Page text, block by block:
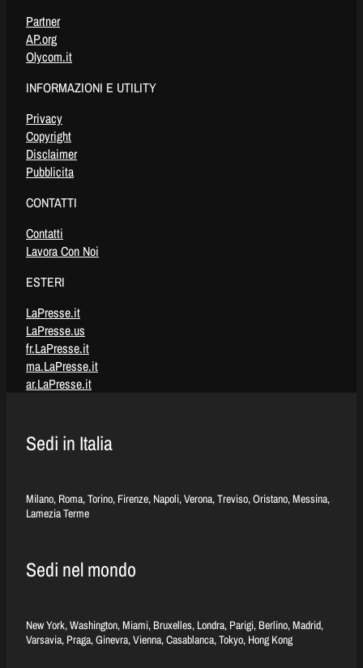
Partner
AP.org
Olycom.it
INFORMAZIONI E UTILITY
Privacy
Copyright
Disclaimer
Pubblicita
CONTATTI
Contatti
Lavora Con Noi
ESTERI
LaPresse.it
LaPresse.us
fr.LaPresse.it
ma.LaPresse.it
ar.LaPresse.it
Sedi in Italia
Milano, Roma, Torino, Firenze, Napoli, Verona, Treviso, Oristano, Messina,
Lamezia Terme
Sedi nel mondo
New York, Washington, Miami, Bruxelles, Londra, Parigi, Berlino, Madrid,
Varsavia, Praga, Ginevra, Vienna, Casablanca, Tokyo, Hong Kong